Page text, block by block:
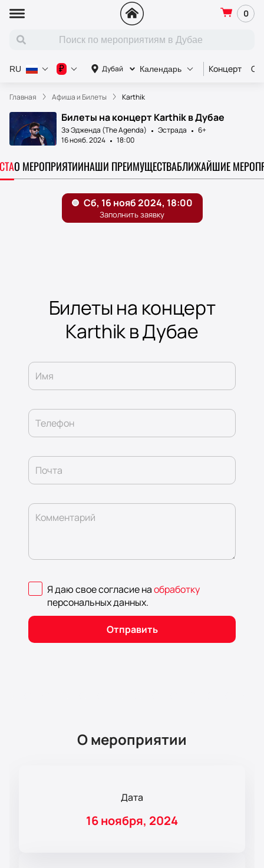
0
Дубай Календарь Концерт
RU ₽
Главная Афиша и Билеты Karthik
Билеты на концерт Karthik в Дубае
Зэ Эдженда (The Agenda) Эстрада
6+
16 нояб. 2024
18:00
О МЕРОПРИЯТИИНАШИ ПРЕИМУЩЕСТВАБЛИЖАЙШИЕ
Билеты на концерт
Karthik в Дубае
Имя
Телефон
Почта
Комментарий
Я даю свое согласие наобработку
персональных данных.
Отправить
О мероприятии
Дата
16 ноября, 2024